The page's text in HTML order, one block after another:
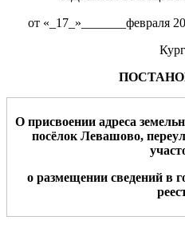
от «_17_»_______февраля
О присвоении адреса
посёлок Левашово,
о размещении сведений в